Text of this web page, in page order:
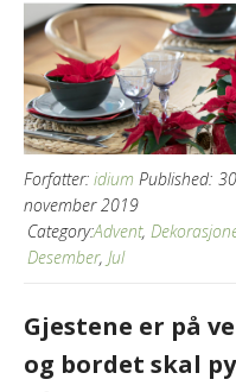
Forfatter: idium Published:
november 2019
Category:Advent,
Desember, Jul
Gjestene er på
og bordet skal